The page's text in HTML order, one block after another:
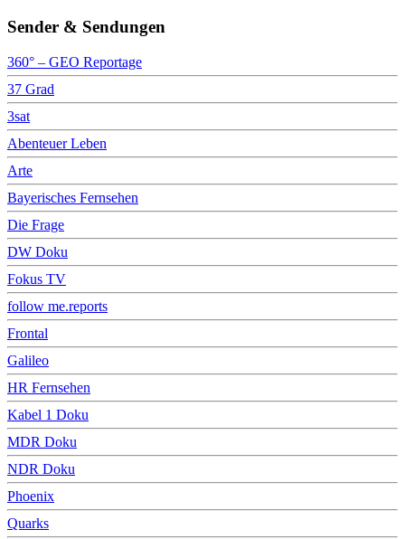
Sender & Sendungen
360° – GEO Reportage
37 Grad
3sat
Abenteuer Leben
Arte
Bayerisches Fernsehen
Die Frage
DW Doku
Fokus TV
follow me.reports
Frontal
Galileo
HR Fernsehen
Kabel 1 Doku
MDR Doku
NDR Doku
Phoenix
Quarks